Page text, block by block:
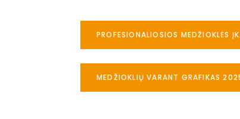
PROFESIONALIOSIOS MEDŽIOKLĖS
MEDŽIOKLIŲ VARANT GRAFIKAS